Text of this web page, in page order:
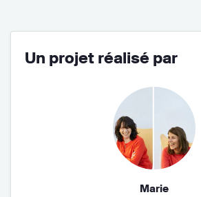
Un projet réalisé par
Marie